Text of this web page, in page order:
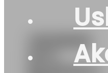
215/55R16
M+S